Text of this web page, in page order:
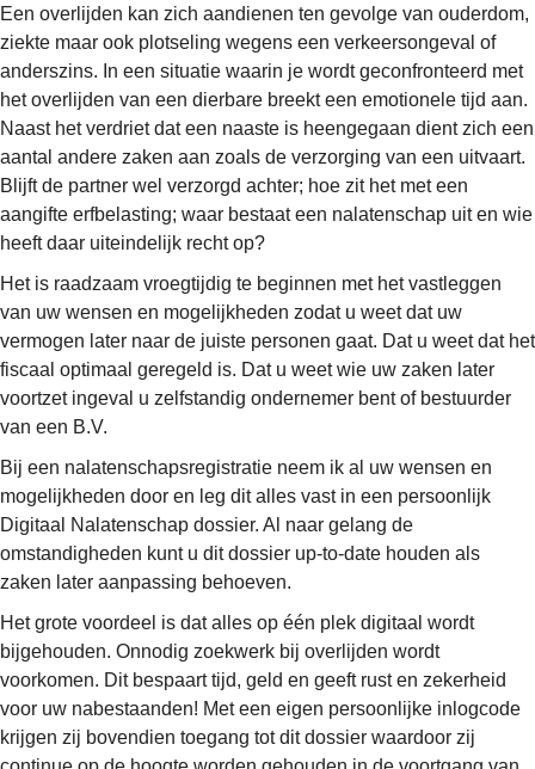
Een overlijden kan zich aandienen ten gevolge van ouderdom,
ziekte maar ook plotseling wegens een verkeersongeval of
anderszins. In een situatie waarin je wordt geconfronteerd met
het overlijden van een dierbare breekt een emotionele tijd aan.
Naast het verdriet dat een naaste is heengegaan dient zich een
aantal andere zaken aan zoals de verzorging van een uitvaart.
Blijft de partner wel verzorgd achter; hoe zit het met een
aangifte erfbelasting; waar bestaat een nalatenschap uit en wie
heeft daar uiteindelijk recht op?
Het is raadzaam vroegtijdig te beginnen met het vastleggen
van uw wensen en mogelijkheden zodat u weet dat uw
vermogen later naar de juiste personen gaat. Dat u weet dat het
fiscaal optimaal geregeld is. Dat u weet wie uw zaken later
voortzet ingeval u zelfstandig ondernemer bent of bestuurder
van een B.V.
Bij een nalatenschapsregistratie neem ik al uw wensen en
mogelijkheden door en leg dit alles vast in een persoonlijk
Digitaal Nalatenschap dossier. Al naar gelang de
omstandigheden kunt u dit dossier up-to-date houden als
zaken later aanpassing behoeven.
Het grote voordeel is dat alles op één plek digitaal wordt
bijgehouden. Onnodig zoekwerk bij overlijden wordt
voorkomen. Dit bespaart tijd, geld en geeft rust en zekerheid
voor uw nabestaanden! Met een eigen persoonlijke inlogcode
krijgen zij bovendien toegang tot dit dossier waardoor zij